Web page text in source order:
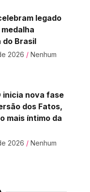
legado
do Brasil
2026 Nenhum
inicia nova fase
dos Fatos,
mais íntimo da
2026 Nenhum